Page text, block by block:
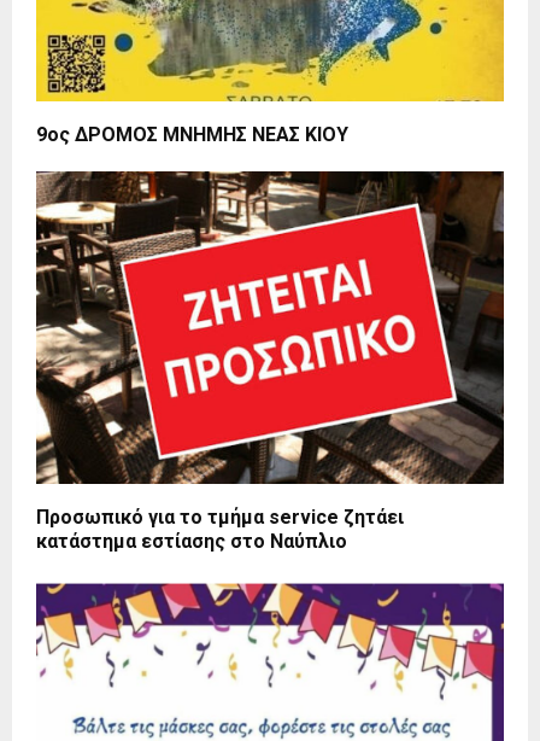
9ος ΔΡΟΜΟΣ ΜΝΗΜΗΣ ΝΕΑΣ ΚΙΟΥ
Προσωπικό για το τμήμα service ζητάει
κατάστημα εστίασης στο Ναύπλιο